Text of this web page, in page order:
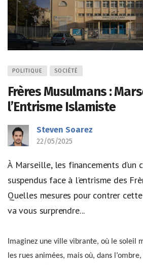
POLITIQUE SOCIÉTÉ
Frères Musulmans :
l’Entrisme Islamiste
Steven Soarez
22/05/2025
À Marseille, les financements d’un
suspendus face à l’entrisme des
Quelles mesures pour contrer
va vous surprendre...
Imaginez une ville vibrante, où le soleil
les rues animées, mais où, dans